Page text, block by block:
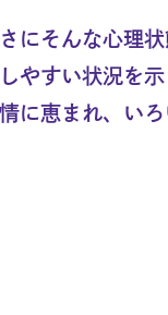
にそんな心理
やすい状況を
に恵まれ、い